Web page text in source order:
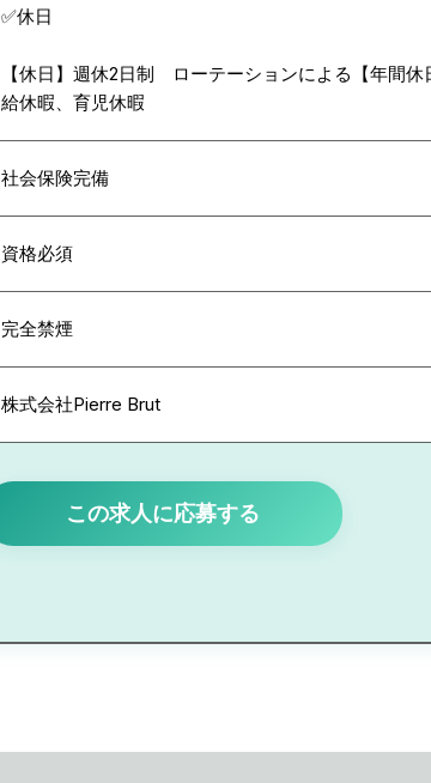
✅休日
【休日】週休2日制 ローテーションによる【年間休
給休暇、育児休暇
社会保険完備
資格必須
完全禁煙
株式会社Pierre Brut
この求人に応募する